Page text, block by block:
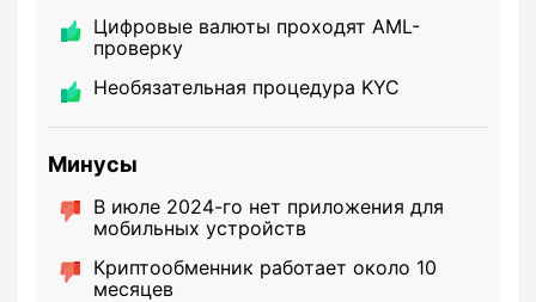
Цифровые валюты проходят AML-
проверку
Необязательная процедура KYC
Минусы
В июле 2024-го нет приложения для
мобильных устройств
Криптообменник работает около 10
месяцев